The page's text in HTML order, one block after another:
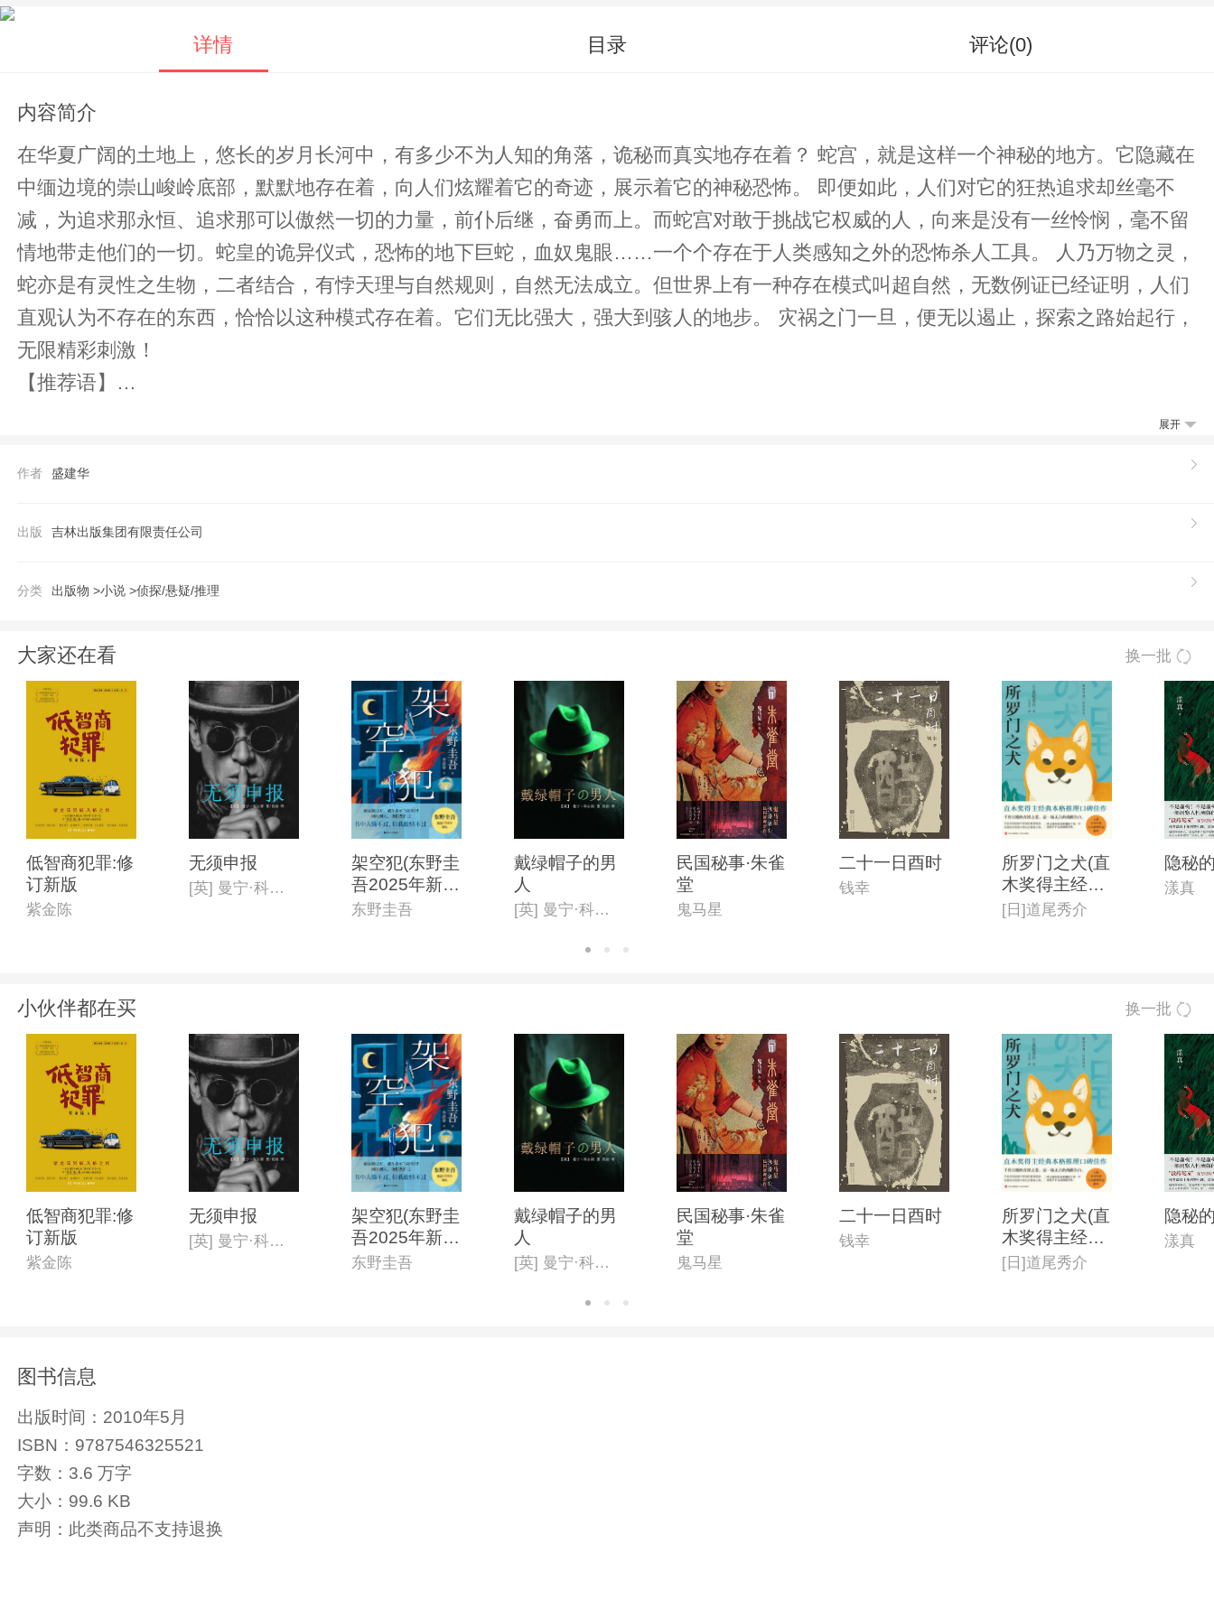
详情 目录 评论(0)
内容简介
在华夏广阔的土地上，悠长的岁月长河中，有多少不为人知的角落，诡秘而真实地存在着？ 蛇宫，就是这样一个神秘的地方。它隐藏在
中缅边境的崇山峻岭底部，默默地存在着，向人们炫耀着它的奇迹，展示着它的神秘恐怖。 即便如此，人们对它的狂热追求却丝毫不
减，为追求那永恒、追求那可以傲然一切的力量，前仆后继，奋勇而上。而蛇宫对敢于挑战它权威的人，向来是没有一丝怜悯，毫不留
情地带走他们的一切。蛇皇的诡异仪式，恐怖的地下巨蛇，血奴鬼眼……一个个存在于人类感知之外的恐怖杀人工具。 人乃万物之灵，
蛇亦是有灵性之生物，二者结合，有悖天理与自然规则，自然无法成立。但世界上有一种存在模式叫超自然，无数例证已经证明，人们
直观认为不存在的东西，恰恰以这种模式存在着。它们无比强大，强大到骇人的地步。 灾祸之门一旦，便无以遏止，探索之路始起行，
无限精彩刺激！
【推荐语】
诡异离奇的传说，危机四伏的古墓，在这之下究竟隐藏着什么惊天秘密？盗墓高手，为了一步追寻传说中鬼龙棺的秘密，寻找到了几座
混世人龙，本名盛建华，极具代表性80后作家。作品风格以悬疑探险类为主。 在全国报刊和各地杂志上发表过100多万字。
展开
作者 盛建华
出版 吉林出版集团有限责任公司
分类 出版物 >小说 >侦探/悬疑/推理
大家还在看 换一批
低智商犯罪:修
订新版
紫金陈
无须申报
[英] 曼宁·科尔斯
架空犯(东野圭
吾2025年新
书)
东野圭吾
戴绿帽子的男
人
[英] 曼宁·科尔斯
民国秘事·朱雀
堂
鬼马星
二十一日酉时
钱幸
所罗门之犬(直
木奖得主经典
本格推理口碑
[日]道尾秀介
隐秘
漾真
小伙伴都在买 换一批
低智商犯罪:修
订新版
紫金陈
无须申报
[英] 曼宁·科尔斯
架空犯(东野圭
吾2025年新
书)
东野圭吾
戴绿帽子的男
人
[英] 曼宁·科尔斯
民国秘事·朱雀
堂
鬼马星
二十一日酉时
钱幸
所罗门之犬(直
木奖得主经典
本格推理口碑
[日]道尾秀介
隐秘
漾真
图书信息
出版时间： 2010年5月
ISBN： 9787546325521
字数： 3.6 万字
大小： 99.6 KB
声明： 此类商品不支持退换